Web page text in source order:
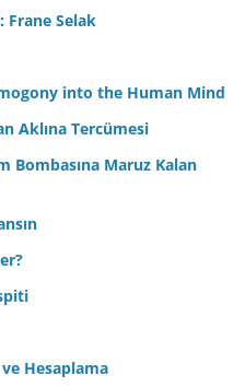
Frane Selak
into the Human Mind
Aklına Tercümesi
Bombasına Maruz Kalan
Hesaplama